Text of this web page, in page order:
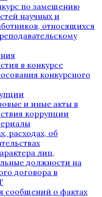
по замещению
научных и
относящихся
в конкурсе
конкурсного
и иные акты в
коррупции
расходах, об
лиц,
должности на
договора в
сообщений о фактах